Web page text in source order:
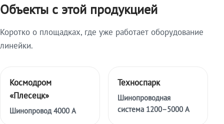
Объекты с этой продукцией
Коротко о площадках, где уже работает оборудование
линейки.
Космодром
«Плесецк»
Шинопровод 4000 А
Техноспарк
Шинопроводная
система 1200–5000 А